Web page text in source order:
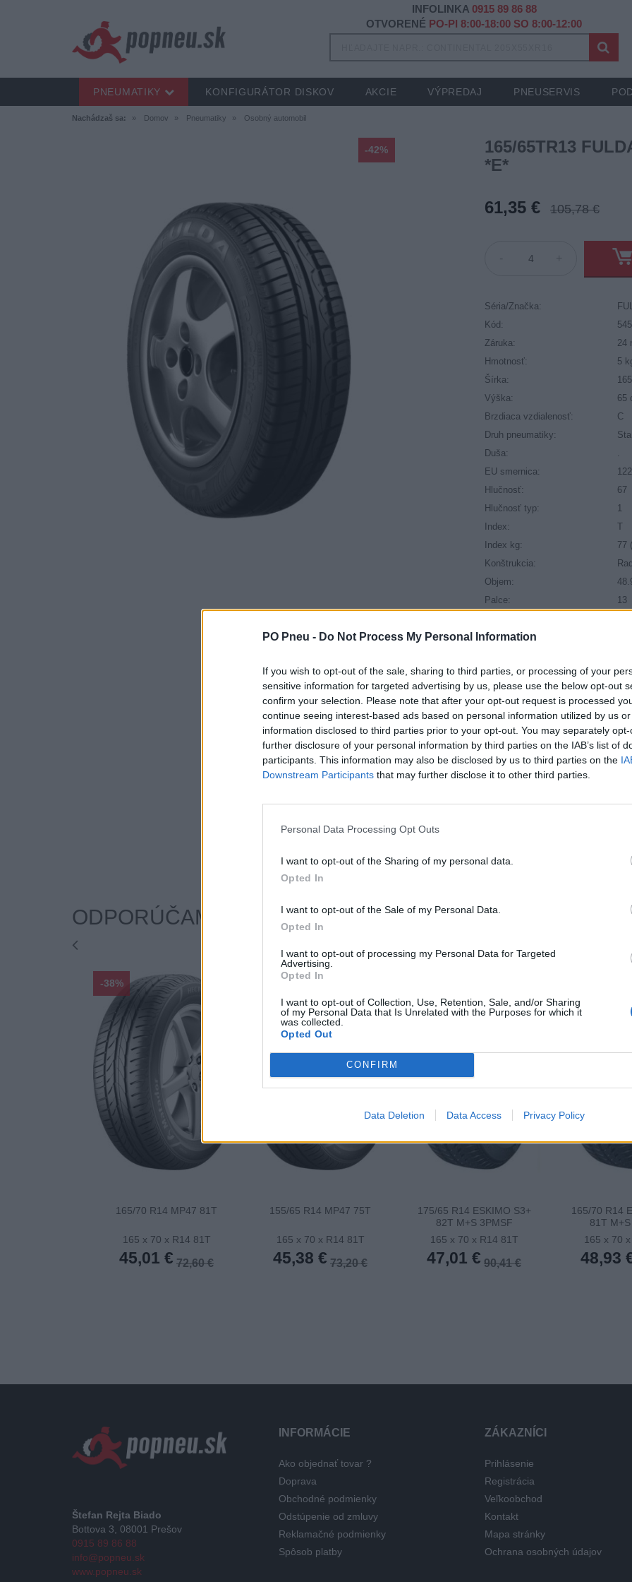
PO Pneu - Do Not Process My Personal Information
If you wish to opt-out of the sale, sharing to third parties, or processing of your
sensitive information for targeted advertising by us, please use the below opt-out
confirm your selection. Please note that after your opt-out request is processed
continue seeing interest-based ads based on personal information utilized by us
information disclosed to third parties prior to your opt-out. You may separately
further disclosure of your personal information by third parties on the IAB’s list of
participants. This information may also be disclosed by us to third parties on the
Downstream Participants that may further disclose it to other third parties.
Personal Data Processing Opt Outs
I want to opt-out of the Sharing of my personal data.
Opted In
I want to opt-out of the Sale of my Personal Data.
Opted In
I want to opt-out of processing my Personal Data for Targeted
Advertising.
Opted In
I want to opt-out of Collection, Use, Retention, Sale, and/or Sharing
of my Personal Data that Is Unrelated with the Purposes for which it
was collected.
Opted Out
CONFIRM
Data Deletion Data Access Privacy Policy
Nachádzaš sa: Domov Pneumatiky Osobný automobil
165/65TR13
*E*
61,35 € 105,78 €
Séria/Značka:
Kód:
Záruka:
24
Hmotnosť:
5
Šírka:
Výška:
65
Brzdiaca vzdialenosť:
C
Druh pneumatiky:
Duša:
.
EU smernica:
Hlučnosť:
67
Hlučnosť typ:
1
Index:
T
Index kg:
77
Konštrukcia:
Objem:
Palce:
13
Počet v balení:
Profil:
65
Ráfik:
Sezóna:
Spotreba paliva:
E
Trida vozu:
C1
Trieda vozu:
C1
Značka auta:
.
-42%
ODPORÚČAME
-38%
165/70 R14 MP47 81T
165 x 70 x R14 81T
45,01 € 72,60 €
155/65 R14 MP47 75T
165 x 70 x R14 81T
45,38 € 73,20 €
175/65 R14 ESKIMO S3+
82T M+S 3PMSF
165 x 70 x R14 81T
47,01 € 90,41 €
165/70 R14
81T
165 x 70
48,93
Štefan Rejta Biado
Bottova 3, 08001 Prešov
0915 89 86 88
info@popneu.sk
www.popneu.sk
INFORMÁCIE
Ako objednať tovar ?
Doprava
Obchodné podmienky
Odstúpenie od zmluvy
Reklamačné podmienky
Spôsob platby
ZÁKAZNÍCI
Prihlásenie
Registrácia
Veľkoobchod
Kontakt
Mapa stránky
Ochrana osobných údajov
INFOLINKA 0915 89 86 88
OTVORENÉ PO-PI 8:00-18:00 SO 8:00-12:00
PNEUMATIKY KONFIGURÁTOR DISKOV AKCIE VÝPREDAJ PNEUSERVIS